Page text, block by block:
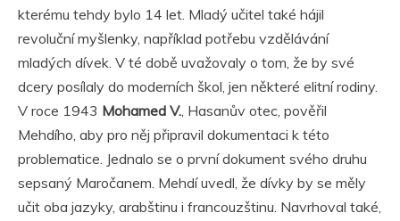
kterému tehdy bylo 14 let. Mladý učitel také hájil
revoluční myšlenky, například potřebu vzdělávání
mladých dívek. V té době uvažovaly o tom, že by své
dcery posílaly do moderních škol, jen některé elitní rodiny.
V roce 1943 Mohamed V., Hasanův otec, pověřil
Mehdího, aby pro něj připravil dokumentaci k této
problematice. Jednalo se o první dokument svého druhu
sepsaný Maročanem. Mehdí uvedl, že dívky by se měly
učit oba jazyky, arabštinu i francouzštinu. Navrhoval také,